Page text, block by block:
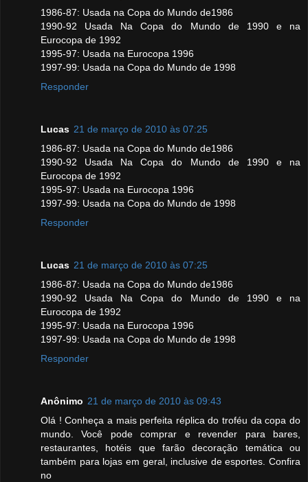
1986-87: Usada na Copa do Mundo de1986
1990-92 Usada Na Copa do Mundo de 1990 e na
Eurocopa de 1992
1995-97: Usada na Eurocopa 1996
1997-99: Usada na Copa do Mundo de 1998
Responder
Lucas 21 de março de 2010 às 07:25
1986-87: Usada na Copa do Mundo de1986
1990-92 Usada Na Copa do Mundo de 1990 e na
Eurocopa de 1992
1995-97: Usada na Eurocopa 1996
1997-99: Usada na Copa do Mundo de 1998
Responder
Lucas 21 de março de 2010 às 07:25
1986-87: Usada na Copa do Mundo de1986
1990-92 Usada Na Copa do Mundo de 1990 e na
Eurocopa de 1992
1995-97: Usada na Eurocopa 1996
1997-99: Usada na Copa do Mundo de 1998
Responder
Anônimo 21 de março de 2010 às 09:43
Olá ! Conheça a mais perfeita réplica do troféu da copa do
mundo. Você pode comprar e revender para bares,
restaurantes, hotéis que farão decoração temática ou
também para lojas em geral, inclusive de esportes. Confira
no